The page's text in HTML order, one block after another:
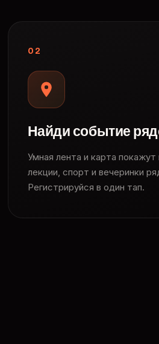
02
Найди событие
Умная лента и карта
лекции, спорт и вечеринки
Регистрируйся в один тап.